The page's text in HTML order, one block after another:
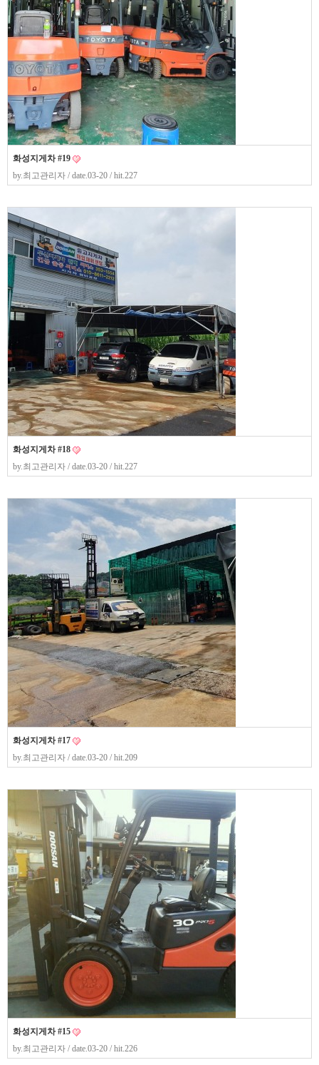
화성지게차 #19
by.최고관리자 / date.03-20 / hit.227
화성지게차 #18
by.최고관리자 / date.03-20 / hit.227
화성지게차 #17
by.최고관리자 / date.03-20 / hit.209
화성지게차 #15
by.최고관리자 / date.03-20 / hit.226